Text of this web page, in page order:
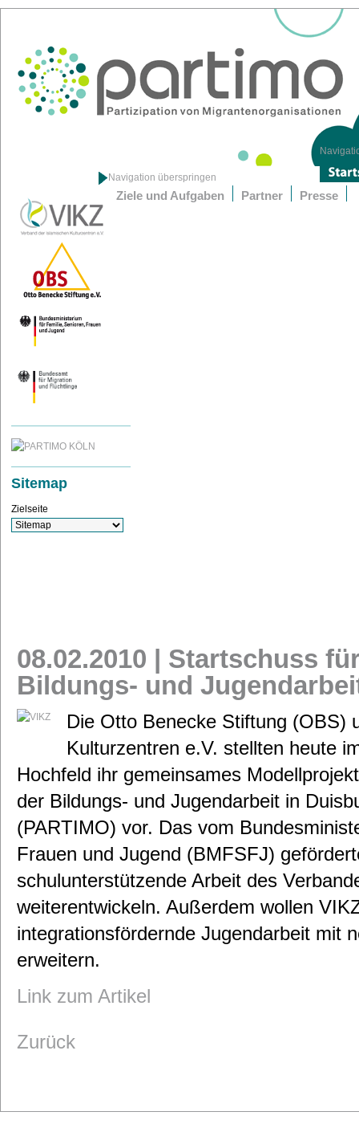
Navigation überspringen
Ziele und Aufgaben Partner Presse
Sitemap
Zielseite
08.02.2010 | Startschuss
Bildungs- und
Die Otto Benecke Stiftung (OBS)
Kulturzentren e.V. stellten heute
Hochfeld ihr gemeinsames
der Bildungs- und Jugendarbeit in
(PARTIMO) vor. Das vom
Frauen und Jugend (BMFSFJ)
schulunterstützende Arbeit des
weiterentwickeln. Außerdem wollen
integrationsfördernde Jugendarbeit mit
erweitern.
Link zum Artikel
Zurück